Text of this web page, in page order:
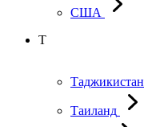
США
Т
Таджикистан
Таиланд